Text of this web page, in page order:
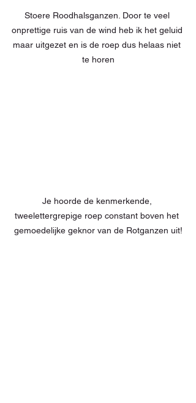
Stoere Roodhalsganzen. Door te veel
onprettige ruis van de wind heb ik het geluid
maar uitgezet en is de roep dus helaas niet
te horen
Je hoorde de kenmerkende,
tweelettergrepige roep constant boven het
gemoedelijke geknor van de Rotganzen uit!